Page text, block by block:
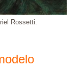
Rossetti.